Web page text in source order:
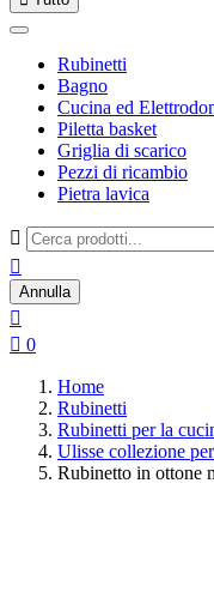
Rubinetti
Bagno
Cucina ed
Piletta basket
Griglia di scarico
Pezzi di ricambio
Pietra lavica


Annulla

 0
Home
Rubinetti
Rubinetti per la
Ulisse collezione
Rubinetto in ottone